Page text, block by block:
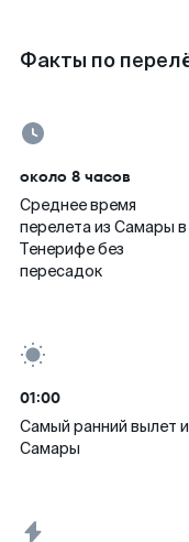
Факты по
около 8 часов
Среднее время
перелета из Самары в
Тенерифе без
пересадок
01:00
Самый ранний вылет
Самары